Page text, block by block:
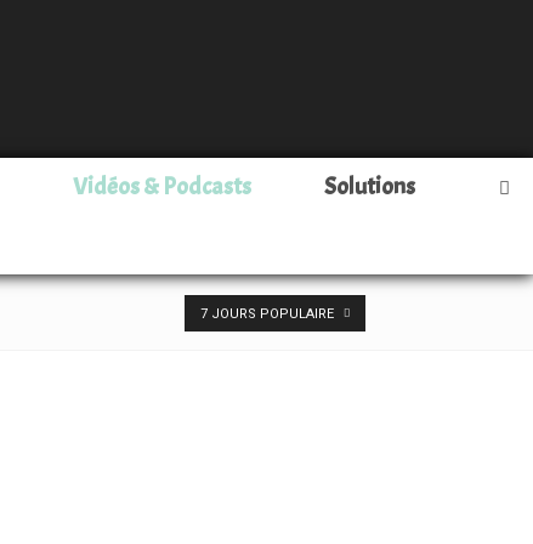
Vidéos & Podcasts
Solutions
7 JOURS POPULAIRE